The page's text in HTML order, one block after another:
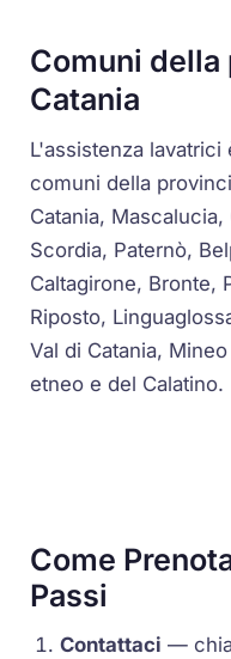
Comuni
Catania
L'assistenza
comuni della
Catania,
Scordia, Paternò,
Caltagirone, Bronte,
Riposto,
Val di Catania,
etneo e del Calatino.
Come
Passi
Contattaci —